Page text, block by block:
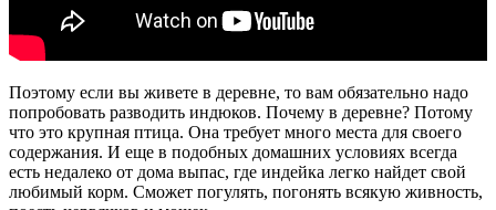
Поэтому если вы живете в деревне, то вам обязательно надо
попробовать разводить индюков. Почему в деревне? Потому
что это крупная птица. Она требует много места для своего
содержания. И еще в подобных домашних условиях всегда
есть недалеко от дома выпас, где индейка легко найдет свой
любимый корм. Сможет погулять, погонять всякую живность,